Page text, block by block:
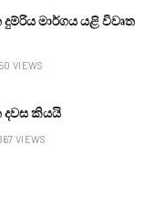
මාර්ගය යළි විවෘත
VIEWS
කියයි
VIEWS